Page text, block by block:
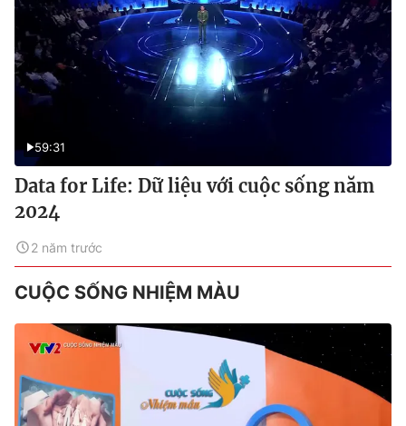
59:31
Data for Life: Dữ liệu với cuộc sống năm
2024
2 năm trước
CUỘC SỐNG NHIỆM MÀU